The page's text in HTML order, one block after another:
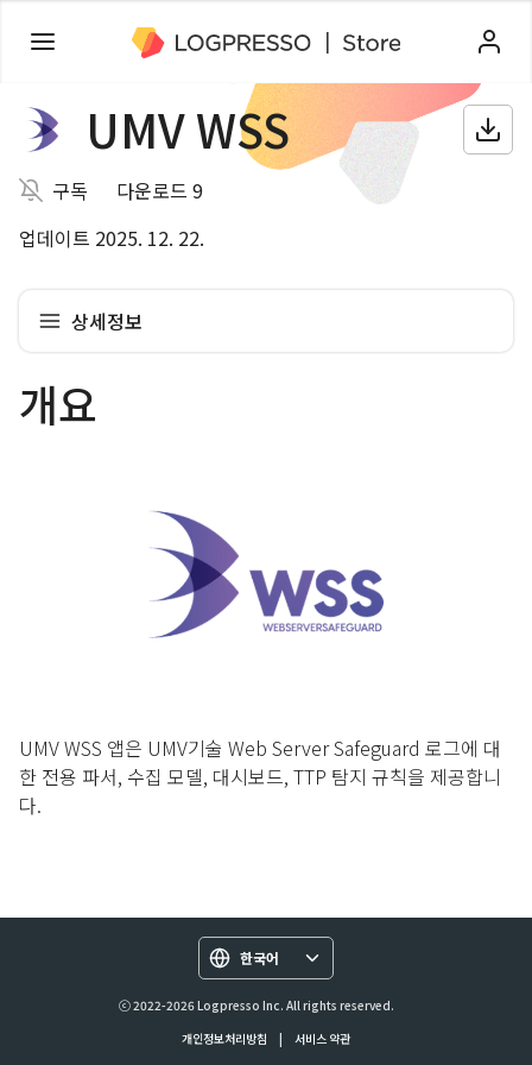
UMV WSS
구독
다운로드 9
업데이트 2025. 12. 22.
상세정보
개요
UMV WSS 앱은 UMV기술 Web Server Safeguard 로그에 대
한 전용 파서, 수집 모델, 대시보드, TTP 탐지 규칙을 제공합니
다.
한국어
ⓒ 2022-2026 Logpresso Inc. All rights reserved.
개인정보처리방침
| 서비스 약관